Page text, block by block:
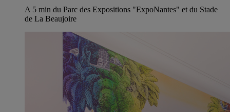
A 5 min du Parc des Expositions "ExpoNantes" et du Stade
de La Beaujoire